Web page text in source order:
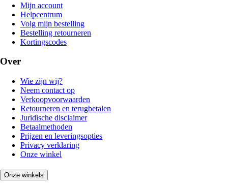
Mijn account
Helpcentrum
Volg mijn bestelling
Bestelling retourneren
Kortingscodes
Over
Wie zijn wij?
Neem contact op
Verkoopvoorwaarden
Retourneren en terugbetalen
Juridische disclaimer
Betaalmethoden
Prijzen en leveringsopties
Privacy verklaring
Onze winkel
Onze winkels